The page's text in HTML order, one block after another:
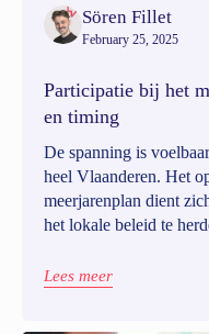
Sören Fillet
February 25, 2025
Participatie bij het
en timing
De spanning is
heel Vlaanderen. Het
meerjarenplan dient
het lokale beleid te
zoiets groots eigenlijk
Lees meer